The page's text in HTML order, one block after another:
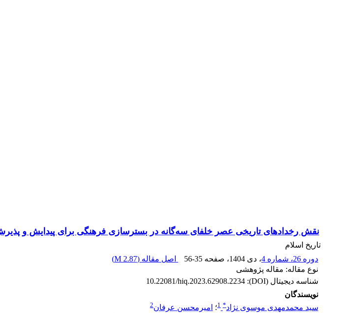
نقش رخدادهای تاریخی عصر خلفای سه‌گانه در بسترسازی فرهنگی برای پیدایش و
تاریخ اسلام
دوره 26، شماره 4
، دی 1404 ، صفحه 56-35 اصل مقاله (2.87 M
)
نوع مقاله: مقاله پژوهشی
شناسه دیجیتال (DOI):
10.22081/hiq.2023.62908.2234
نویسندگان
سید محمدمهدی موسوی نژاد*
1؛ امیرمحسن عرفان2